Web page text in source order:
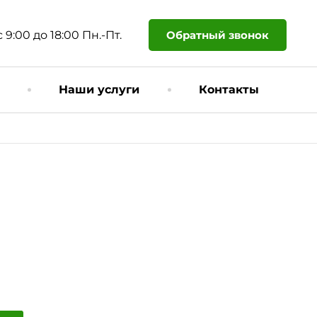
9:00 до 18:00 Пн.-Пт. Обратный звонок
Наши услуги Контакты